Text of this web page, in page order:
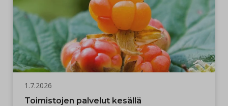
1.7.2026
Toimistojen palvelut kesällä